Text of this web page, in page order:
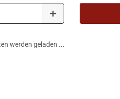
werden geladen ...